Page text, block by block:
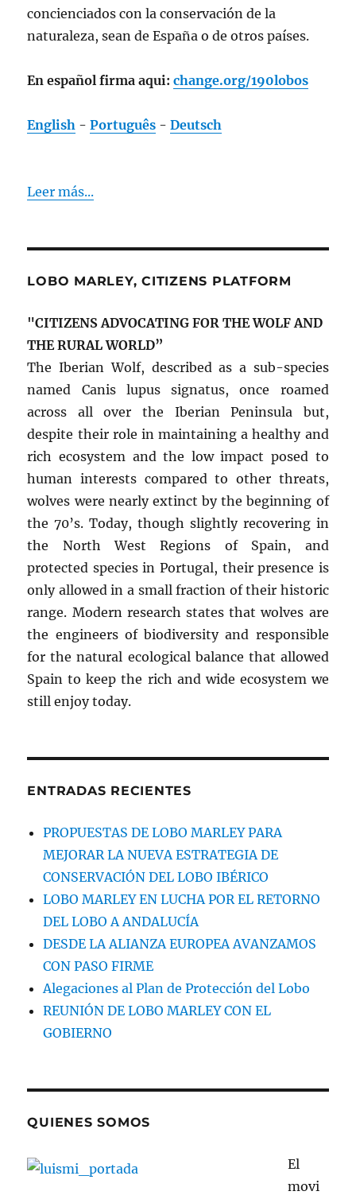
concienciados con la conservación de la
naturaleza, sean de España o de otros países.
En español firma aqui:change.org/190lobos
English -Português -Deutsch
Leer más...
LOBO MARLEY, CITIZENS PLATFORM
"CITIZENS ADVOCATING FOR THE WOLF AND
THE RURAL WORLD”
The Iberian Wolf, described as a sub-species
named Canis lupus signatus, once roamed
across all over the Iberian Peninsula but,
despite their role in maintaining a healthy and
rich ecosystem and the low impact posed to
human interests compared to other threats,
wolves were nearly extinct by the beginning of
the 70’s. Today, though slightly recovering in
the North West Regions of Spain, and
protected species in Portugal, their presence is
only allowed in a small fraction of their historic
range. Modern research states that wolves are
the engineers of biodiversity and responsible
for the natural ecological balance that allowed
Spain to keep the rich and wide ecosystem we
still enjoy today.
ENTRADAS RECIENTES
PROPUESTAS DE LOBO MARLEY PARA
MEJORAR LA NUEVA ESTRATEGIA DE
CONSERVACIÓN DEL LOBO IBÉRICO
LOBO MARLEY EN LUCHA POR EL RETORNO
DEL LOBO A ANDALUCÍA
DESDE LA ALIANZA EUROPEA AVANZAMOS
CON PASO FIRME
Alegaciones al Plan de Protección del Lobo
REUNIÓN DE LOBO MARLEY CON EL
GOBIERNO
QUIENES SOMOS
El
movi